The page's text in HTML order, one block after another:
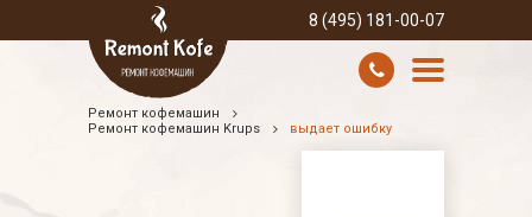
8 (495) 181-00-07
УСЛУГИ И ЦЕНЫ
Ремонт кофемашин
Ремонт кофемашин Krups
выдает ошибку